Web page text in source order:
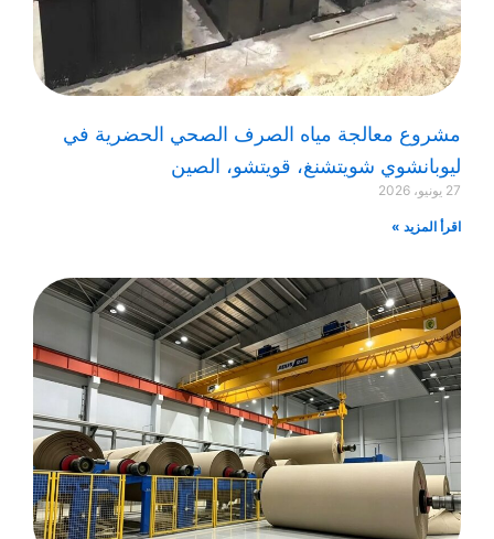
مشروع معالجة مياه الصرف الصحي الحضرية في
ليوبانشوي شويتشنغ، قويتشو، الصين
27 يونيو، 2026
اقرأ المزيد »